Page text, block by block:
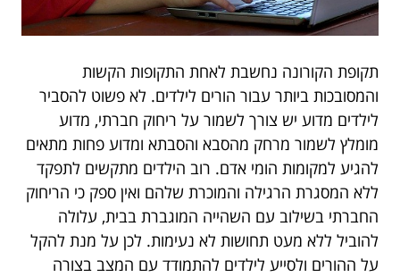
תקופת הקורונה נחשבת לאחת התקופות הקשות
והמסובכות ביותר עבור הורים לילדים. לא פשוט להסביר
לילדים מדוע יש צורך לשמור על ריחוק חברתי, מדוע
מומלץ לשמור מרחק מהסבא והסבתא ומדוע פחות מתאים
להגיע למקומות הומי אדם. רוב הילדים מתקשים לתפקד
ללא המסגרת הרגילה והמוכרת שלהם ואין ספק כי הריחוק
החברתי בשילוב עם השהייה המוגברת בבית, עלולה
להוביל ללא מעט תחושות לא נעימות. לכן על מנת להקל
על ההורים ולסייע לילדים להתמודד עם המצב בצורה